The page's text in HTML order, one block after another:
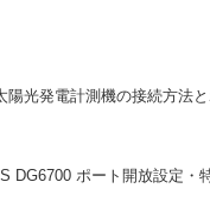
陽光発電計測機の接続方法
DG6700 ポート開放設定・